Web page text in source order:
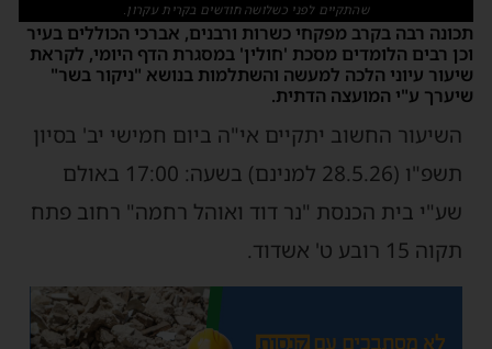
שהתקיים לפני כשלושה חודשים בקרית עקרון.
תכונה רבה בקרב מפקחי כשרות ורבנים, אברכי הכוללים בעיר
וכן רבים הלומדים מסכת 'חולין' במסגרת הדף היומי, לקראת
שיעור עיוני הלכה למעשה והשתלמות בנושא "ניקור בשר"
שיערך ע"י המועצה הדתית.
השיעור החשוב יתקיים אי"ה ביום חמישי יב' בסיון
תשפ"ו (28.5.26 למנינם) בשעה: 17:00 באולם
שע"י בית הכנסת "נר דוד ואוהל רחמה" רחוב פתח
תקוה 15 רובע ט' אשדוד.